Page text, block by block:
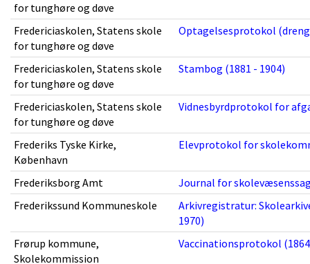
for tunghøre og døve
Fredericiaskolen, Statens skole
for tunghøre og døve
Optagelsesprotokol
Fredericiaskolen, Statens skole
for tunghøre og døve
Stambog (1881 - 1904)
Fredericiaskolen, Statens skole
for tunghøre og døve
Vidnesbyrdprotokol for
Frederiks Tyske Kirke,
København
Elevprotokol for
Frederiksborg Amt
Journal for
Frederikssund Kommuneskole
Arkivregistratur:
1970)
Frørup kommune,
Skolekommission
Vaccinationsprotokol